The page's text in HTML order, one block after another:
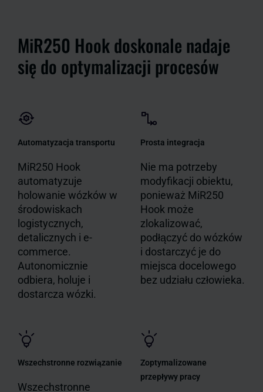
MiR250 Hook doskonale nadaje
się do optymalizacji procesów
Automatyzacja transportu
MiR250 Hook
automatyzuje
holowanie wózków w
środowiskach
logistycznych,
detalicznych i e-
commerce.
Autonomicznie
odbiera, holuje i
dostarcza wózki.
Prosta integracja
Nie ma potrzeby
modyfikacji obiektu,
ponieważ MiR250
Hook może
zlokalizować,
podłączyć do wózków
i dostarczyć je do
miejsca docelowego
bez udziału człowieka.
Wszechstronne rozwiązanie
Wszechstronne
Zoptymalizowane
przepływy pracy